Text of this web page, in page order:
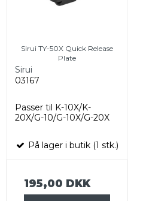
Sirui TY-50X Quick Release
Plate
Sirui
03167
Passer til K-10X/K-
20X/G-10/G-10X/G-20X
På lager i butik (1 stk.)
195,00 DKK